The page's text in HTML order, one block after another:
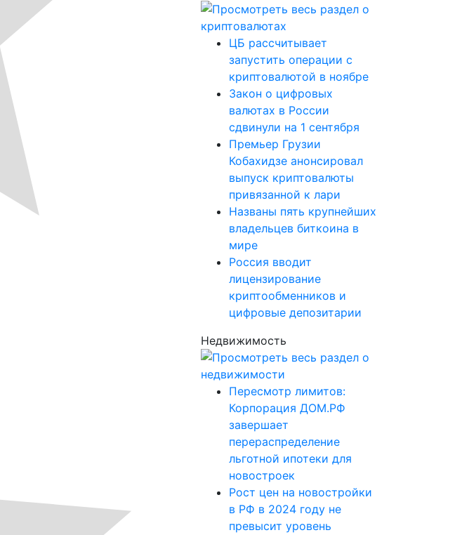
ЦБ рассчитывает
запустить операции с
криптовалютой в ноябре
Закон о цифровых
валютах в России
сдвинули на 1 сентября
Премьер Грузии
Кобахидзе анонсировал
выпуск криптовалюты
привязанной к лари
Названы пять крупнейших
владельцев биткоина в
мире
Россия вводит
лицензирование
криптообменников и
цифровые депозитарии
Недвижимость
Пересмотр лимитов:
Корпорация ДОМ.РФ
завершает
перераспределение
льготной ипотеки для
новостроек
Рост цен на новостройки
в РФ в 2024 году не
превысит уровень